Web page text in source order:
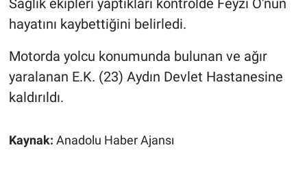
Sağlık ekipleri yaptıkları kontrolde Feyzi Ö'nün
hayatını kaybettiğini belirledi.
Motorda yolcu konumunda bulunan ve ağır
yaralanan E.K. (23) Aydın Devlet Hastanesine
kaldırıldı.
Kaynak: Anadolu Haber Ajansı